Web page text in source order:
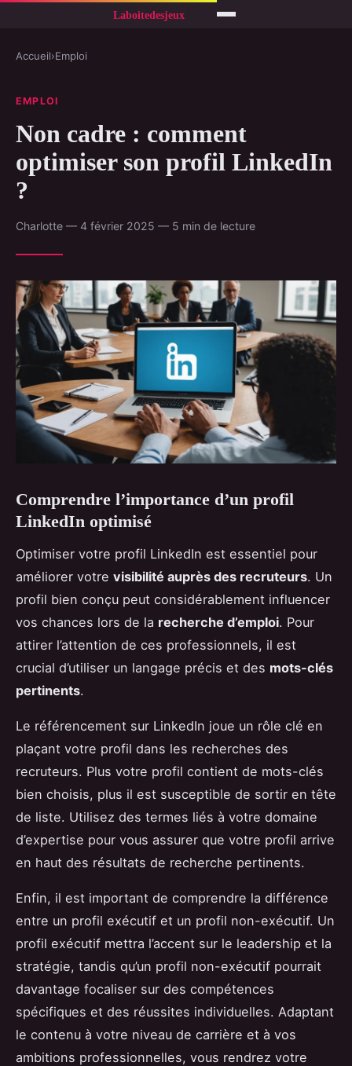
Accueil›Emploi
EMPLOI
Non cadre : comment
optimiser son profil LinkedIn
?
Charlotte — 4 février 2025 — 5 min de lecture
Comprendre l’importance d’un profil
LinkedIn optimisé
Optimiser votre profil LinkedIn est essentiel pour
améliorer votre visibilité auprès des recruteurs. Un
profil bien conçu peut considérablement influencer
vos chances lors de la recherche d’emploi. Pour
attirer l’attention de ces professionnels, il est
crucial d’utiliser un langage précis et des mots-clés
pertinents.
Le référencement sur LinkedIn joue un rôle clé en
plaçant votre profil dans les recherches des
recruteurs. Plus votre profil contient de mots-clés
bien choisis, plus il est susceptible de sortir en tête
de liste. Utilisez des termes liés à votre domaine
d’expertise pour vous assurer que votre profil arrive
en haut des résultats de recherche pertinents.
Enfin, il est important de comprendre la différence
entre un profil exécutif et un profil non-exécutif. Un
profil exécutif mettra l’accent sur le leadership et la
stratégie, tandis qu’un profil non-exécutif pourrait
davantage focaliser sur des compétences
spécifiques et des réussites individuelles. Adaptant
le contenu à votre niveau de carrière et à vos
ambitions professionnelles, vous rendrez votre